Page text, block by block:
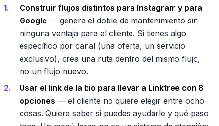
Construir flujos distintos para Instagram y para
Google — genera el doble de mantenimiento sin
ninguna ventaja para el cliente. Si tienes algo
específico por canal (una oferta, un servicio
exclusivo), crea una ruta dentro del mismo flujo,
no un flujo nuevo.
Usar el link de la bio para llevar a Linktree con 8
opciones — el cliente no quiere elegir entre ocho
cosas. Quiere saber si puedes ayudarle y qué paso